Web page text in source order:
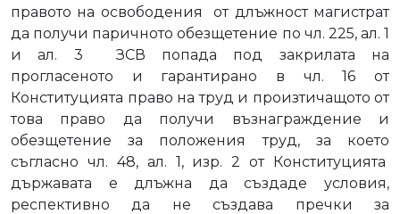
правото на освободения
от длъжност магистрат
да получи паричното обезщетение по чл. 225, ал. 1
и ал. 3
ЗСВ попада под закрилата на
прогласеното и гарантирано в чл. 16 от
Конституцията право на труд и произтичащото от
това право да получи възнаграждение и
обезщетение за положения труд, за което
съгласно чл. 48, ал. 1, изр. 2 от Конституцията
държавата е длъжна да създаде условия,
респективно да не създава пречки за